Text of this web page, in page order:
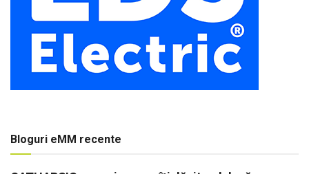
Bloguri eMM recente